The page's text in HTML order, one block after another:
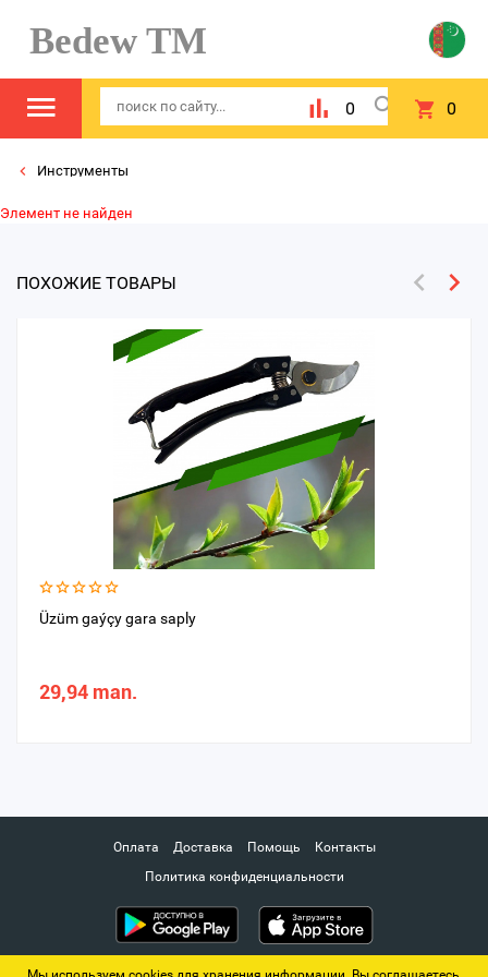
Bedew TM
0 0
Инструменты
Элемент не найден
ПОХОЖИЕ ТОВАРЫ
Üzüm gaýçy gara saply
29,94 man.
Оплата Доставка Помощь
Контакты
Политика конфиденциальности